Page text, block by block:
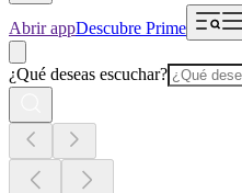
Abrir appDescubre Prime
¿Qué deseas escuchar?